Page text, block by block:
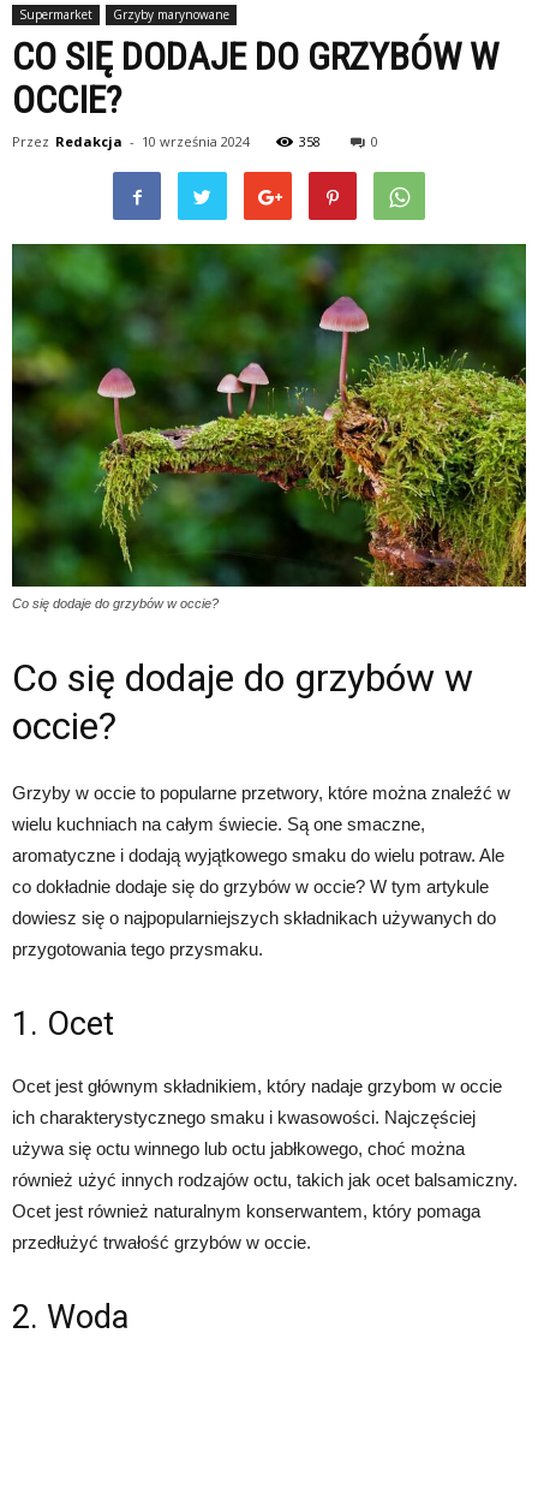
Supermarket Grzyby marynowane
CO SIĘ DODAJE DO GRZYBÓW W
OCCIE?
Przez Redakcja - 10 września 2024 358 0
Co się dodaje do grzybów w occie?
Co się dodaje do grzybów w
occie?
Grzyby w occie to popularne przetwory, które można znaleźć w
wielu kuchniach na całym świecie. Są one smaczne,
aromatyczne i dodają wyjątkowego smaku do wielu potraw. Ale
co dokładnie dodaje się do grzybów w occie? W tym artykule
dowiesz się o najpopularniejszych składnikach używanych do
przygotowania tego przysmaku.
1. Ocet
Ocet jest głównym składnikiem, który nadaje grzybom w occie
ich charakterystycznego smaku i kwasowości. Najczęściej
używa się octu winnego lub octu jabłkowego, choć można
również użyć innych rodzajów octu, takich jak ocet balsamiczny.
Ocet jest również naturalnym konserwantem, który pomaga
przedłużyć trwałość grzybów w occie.
2. Woda